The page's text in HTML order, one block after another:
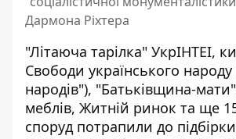
Дармона Ріхтера
"Літаюча тарілка" УкрІНТЕІ,
Свободи українського
народів"), "Батьківщина-
меблів, Житній ринок та ще
споруд потрапили до підбірки